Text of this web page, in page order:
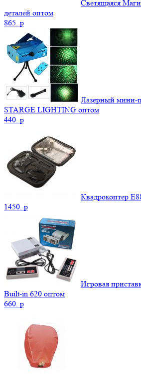
Светящаяся
деталей оптом
865. p
Лазерный мини-
STARGE LIGHTING оптом
440. p
Квадрокоптер
1450. p
Игровая
Built-in 620 оптом
660. p